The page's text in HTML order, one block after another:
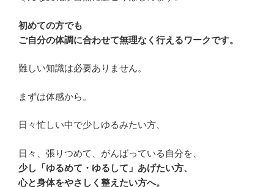
初めての方でも
ご自分の体調に合わせて無理なく行えるワークです。
難しい知識は必要ありません。
まずは体感から。
日々忙しい中で少しゆるみたい方、
日々、張りつめて、がんばっている自分を、
少し「ゆるめて・ゆるして」あげたい方、
心と身体をやさしく整えたい方へ。